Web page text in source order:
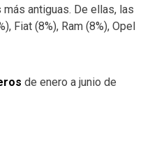
antiguas. De ellas, las
Fiat (8%), Ram (8%), Opel
de enero a junio de